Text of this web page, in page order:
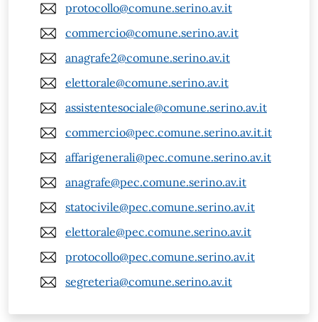
protocollo@comune.serino.av.it
commercio@comune.serino.av.it
anagrafe2@comune.serino.av.it
elettorale@comune.serino.av.it
assistentesociale@comune.serino.av.it
commercio@pec.comune.serino.av.it.it
affarigenerali@pec.comune.serino.av.it
anagrafe@pec.comune.serino.av.it
statocivile@pec.comune.serino.av.it
elettorale@pec.comune.serino.av.it
protocollo@pec.comune.serino.av.it
segreteria@comune.serino.av.it